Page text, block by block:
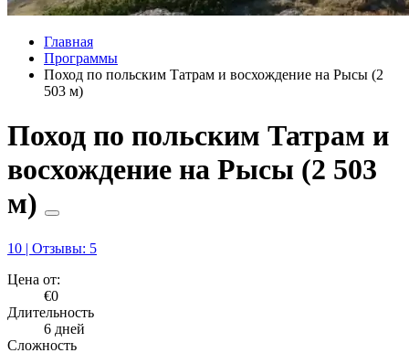
Главная
Программы
Поход по польским Татрам и восхождение на Рысы (2
503 м)
Поход по польским Татрам и
восхождение на Рысы (2 503
м)
10 | Отзывы: 5
Цена от:
€0
Длительность
6 дней
Сложность